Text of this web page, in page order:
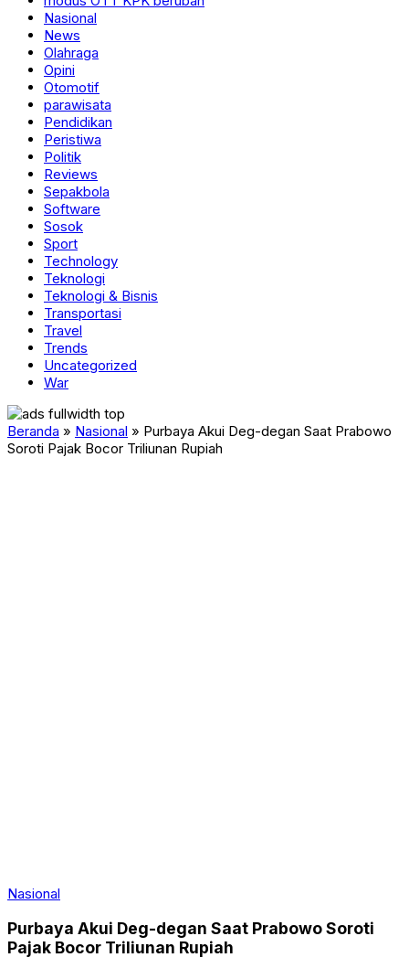
Nasional
News
Olahraga
Opini
Otomotif
parawisata
Pendidikan
Peristiwa
Politik
Reviews
Sepakbola
Software
Sosok
Sport
Technology
Teknologi
Teknologi & Bisnis
Transportasi
Travel
Trends
Uncategorized
War
Beranda » Nasional » Purbaya Akui Deg-degan Saat Prabowo
Soroti Pajak Bocor Triliunan Rupiah
Nasional
Purbaya Akui Deg-degan Saat Prabowo Soroti
Pajak Bocor Triliunan Rupiah